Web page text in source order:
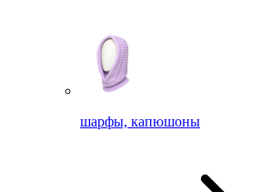
шарфы, капюшоны